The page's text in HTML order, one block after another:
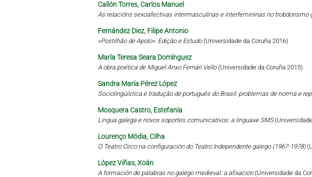
Callón Torres, Carlos Manuel
As relacións sexoafectivas intermasculinas e interfemininas no trobdorismo
Fernández Diez, Filipe Antonio
«Postilhão de Apolo»: Edição e Estudo(Universidade da Coruña 2016)
María Teresa Seara Domínguez
A obra poética de Miguel Anxo Fernán Vello(Universidade da Coruña 2015)
Sandra María Pérez López
Sociolingüística e tradução de português do Brasil: problemas de norma e
Mosquera Castro, Estefanía
Lingua galega e novos soportes comunicativos: a linguaxe SMS
Lourenço Módia, Cilha
O Teatro Circo na configuración do Teatro Independente galego (1967-1978)
López Viñas, Xoán
A formación de palabras no galego medieval: a afixación(Universidade da